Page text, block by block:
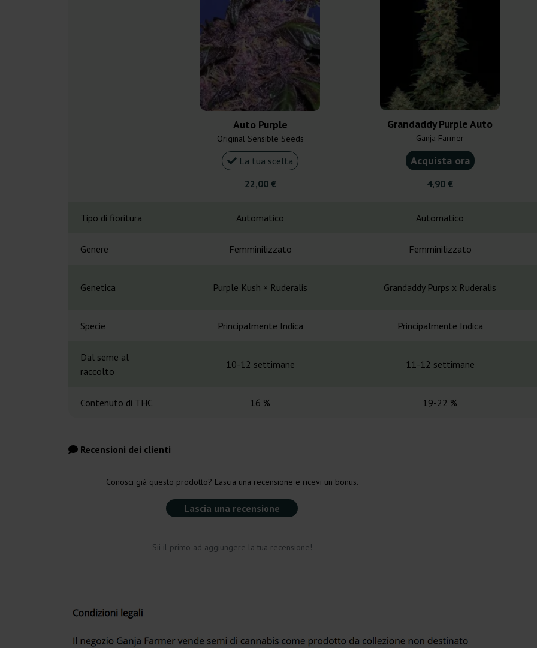
Auto Purple
Original Sensible Seeds
La tua scelta
22,00 €
Grandaddy Purple Auto
Ganja Farmer
Acquista ora
4,90 €
Tipo di fioritura Automatico Automatico
Genere Femminilizzato Femminilizzato
Genetica Purple Kush × Ruderalis Grandaddy Purps x Ruderalis
Specie Principalmente Indica Principalmente Indica
Dal seme al
raccolto
10-12 settimane 11-12 settimane
Contenuto di THC 16 % 19-22 %
Recensioni dei clienti
Conosci già questo prodotto? Lascia una recensione e ricevi un bonus.
Lascia una recensione
Sii il primo ad aggiungere la tua recensione!